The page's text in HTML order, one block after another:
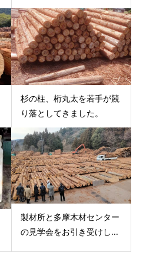
杉の柱、桁丸太を若手が競
り落としてきました。
製材所と多摩木材センター
の見学会をお引き受けし...